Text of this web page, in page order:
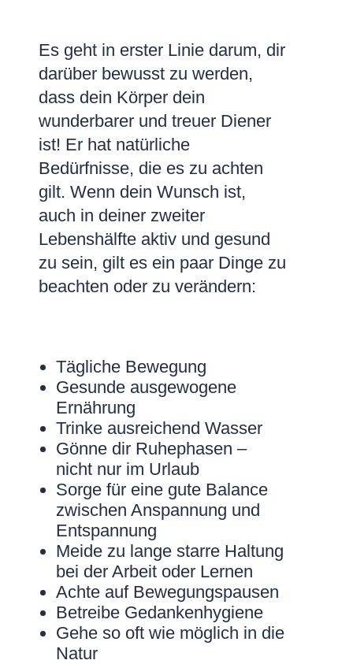
Es geht in erster Linie darum, dir
darüber bewusst zu werden,
dass dein Körper dein
wunderbarer und treuer Diener
ist! Er hat natürliche
Bedürfnisse, die es zu achten
gilt. Wenn dein Wunsch ist,
auch in deiner zweiter
Lebenshälfte aktiv und gesund
zu sein, gilt es ein paar Dinge zu
beachten oder zu verändern:
Tägliche Bewegung
Gesunde ausgewogene
Ernährung
Trinke ausreichend Wasser
Gönne dir Ruhephasen –
nicht nur im Urlaub
Sorge für eine gute Balance
zwischen Anspannung und
Entspannung
Meide zu lange starre Haltung
bei der Arbeit oder Lernen
Achte auf Bewegungspausen
Betreibe Gedankenhygiene
Gehe so oft wie möglich in die
Natur